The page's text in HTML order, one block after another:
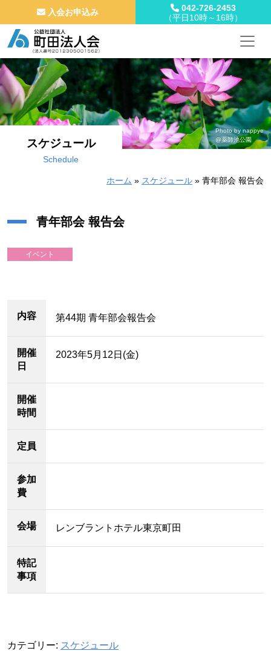
コンテンツへスキップ
メインナビゲーション
入会お申込み
042-726-2453
（平日10時～16時）
スケジュール
Schedule
Photo by nappye
@薬師池公園
ホーム » スケジュール » 青年部会 報告会
青年部会 報告会
イベント
内容 第44期 青年部会報告会
開催
日
2023年5月12日(金)
開催
時間
定員
参加
費
会場 レンブラントホテル東京町田
特記
事項
カテゴリー: スケジュール